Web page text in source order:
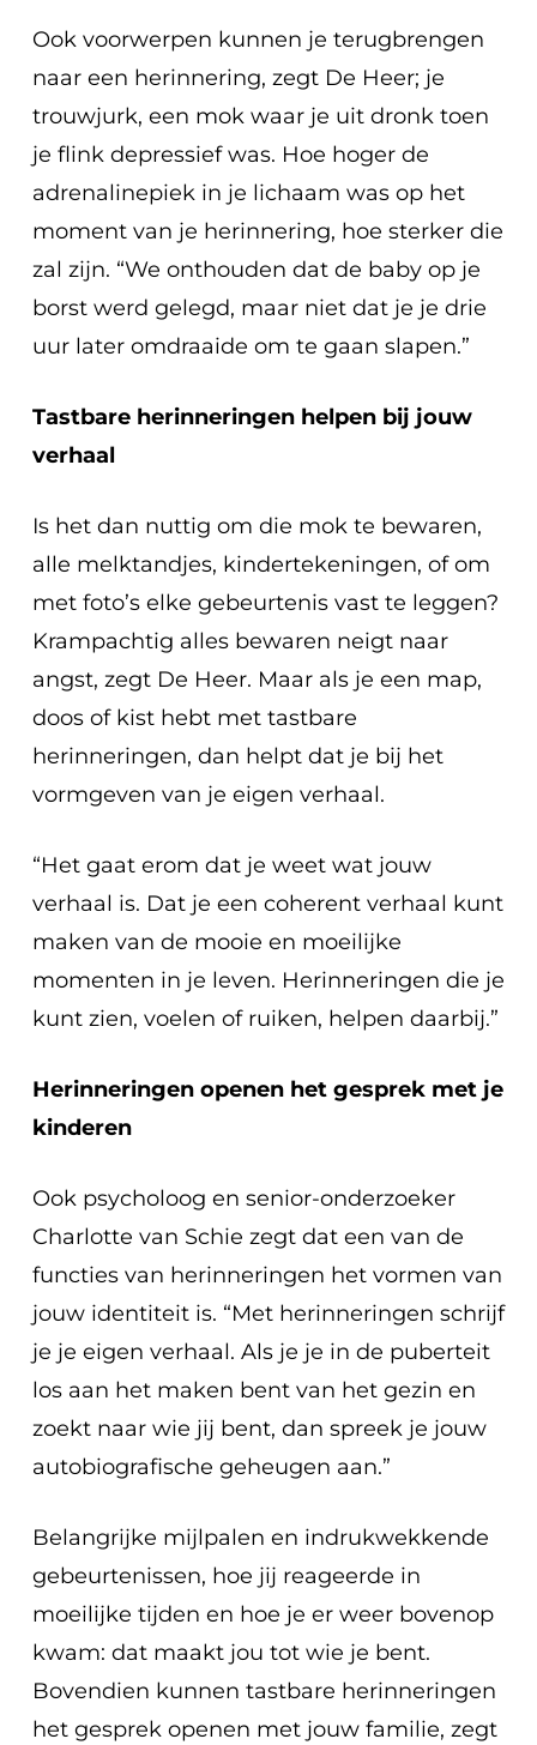
Ook voorwerpen kunnen je terugbrengen
naar een herinnering, zegt De Heer; je
trouwjurk, een mok waar je uit dronk toen
je flink depressief was. Hoe hoger de
adrenalinepiek in je lichaam was op het
moment van je herinnering, hoe sterker die
zal zijn. “We onthouden dat de baby op je
borst werd gelegd, maar niet dat je je drie
uur later omdraaide om te gaan slapen.”
Tastbare herinneringen helpen bij jouw
verhaal
Is het dan nuttig om die mok te bewaren,
alle melktandjes, kindertekeningen, of om
met foto’s elke gebeurtenis vast te leggen?
Krampachtig alles bewaren neigt naar
angst, zegt De Heer. Maar als je een map,
doos of kist hebt met tastbare
herinneringen, dan helpt dat je bij het
vormgeven van je eigen verhaal.
“Het gaat erom dat je weet wat jouw
verhaal is. Dat je een coherent verhaal kunt
maken van de mooie en moeilijke
momenten in je leven. Herinneringen die je
kunt zien, voelen of ruiken, helpen daarbij.”
Herinneringen openen het gesprek met je
kinderen
Ook psycholoog en senior-onderzoeker
Charlotte van Schie zegt dat een van de
functies van herinneringen het vormen van
jouw identiteit is. “Met herinneringen schrijf
je je eigen verhaal. Als je je in de puberteit
los aan het maken bent van het gezin en
zoekt naar wie jij bent, dan spreek je jouw
autobiografische geheugen aan.”
Belangrijke mijlpalen en indrukwekkende
gebeurtenissen, hoe jij reageerde in
moeilijke tijden en hoe je er weer bovenop
kwam: dat maakt jou tot wie je bent.
Bovendien kunnen tastbare herinneringen
het gesprek openen met jouw familie, zegt